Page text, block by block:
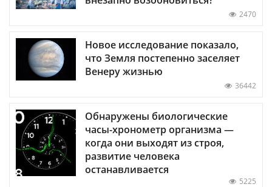
2470
Новое исследование показало,
что Земля постепенно заселяет
Венеру жизнью
36442
Обнаружены биологические
часы-хронометр организма —
когда они выходят из строя,
развитие человека
останавливается
5225